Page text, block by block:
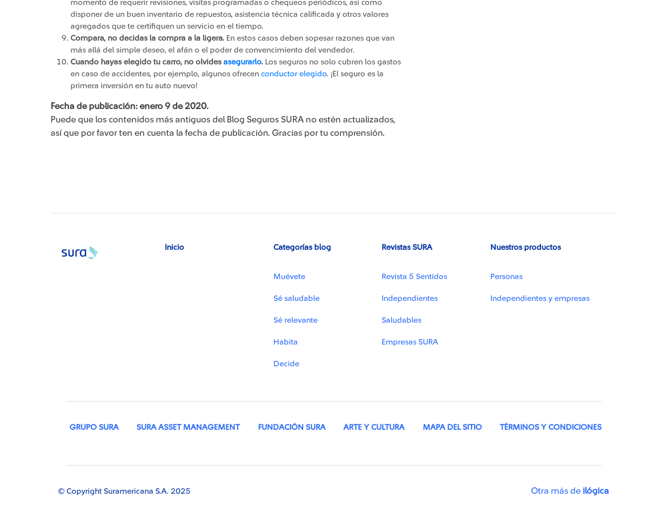
momento de requerir revisiones, visitas programadas o chequeos periódicos, así como
disponer de un buen inventario de repuestos, asistencia técnica calificada y otros valores
agregados que te certifiquen un servicio en el tiempo.
Compara, no decidas la compra a la ligera. En estos casos deben sopesar razones que van
más allá del simple deseo, el afán o el poder de convencimiento del vendedor.​
Cuando hayas elegido tu carro, no olvidesasegurarlo​. Los seguros no solo cubren los gastos
en caso de accidentes, por ejemplo, algunos ofrecen conductor elegido. ¡El seguro es la
primera inversión en tu auto nuevo!
Fecha de publicación: enero 9 de 2020.
Puede que los contenidos más antiguos del Blog Seguros SURA no estén actualizados,
así que por favor ten en cuenta la fecha de publicación. Gracias por tu comprensión.​​​​​​​​​​​​
Inicio Categorías blog
Muévete
Sé saludable
Sé relevante
Habita
Decide
Revistas SURA
Revista 5 Sentidos
Independientes
Saludables
Empresas SURA
Nuestros productos
Personas
Independientes y empresas
GRUPO SURA SURA ASSET MANAGEMENT FUNDACIÓN SURA ARTE Y CULTURA MAPA DEL SITIO TÉRMINOS Y CONDICIONES
© Copyright Suramericana S.A. 2025 Otra más de ilógica